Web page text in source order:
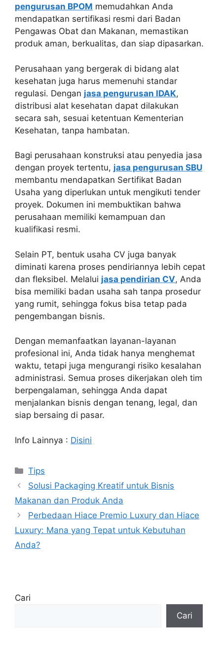
pengurusan BPOM memudahkan Anda
mendapatkan sertifikasi resmi dari Badan
Pengawas Obat dan Makanan, memastikan
produk aman, berkualitas, dan siap dipasarkan.
Perusahaan yang bergerak di bidang alat
kesehatan juga harus memenuhi standar
regulasi. Dengan jasa pengurusan IDAK,
distribusi alat kesehatan dapat dilakukan
secara sah, sesuai ketentuan Kementerian
Kesehatan, tanpa hambatan.
Bagi perusahaan konstruksi atau penyedia jasa
dengan proyek tertentu, jasa pengurusan SBU
membantu mendapatkan Sertifikat Badan
Usaha yang diperlukan untuk mengikuti tender
proyek. Dokumen ini membuktikan bahwa
perusahaan memiliki kemampuan dan
kualifikasi resmi.
Selain PT, bentuk usaha CV juga banyak
diminati karena proses pendiriannya lebih cepat
dan fleksibel. Melalui jasa pendirian CV, Anda
bisa memiliki badan usaha sah tanpa prosedur
yang rumit, sehingga fokus bisa tetap pada
pengembangan bisnis.
Dengan memanfaatkan layanan-layanan
profesional ini, Anda tidak hanya menghemat
waktu, tetapi juga mengurangi risiko kesalahan
administrasi. Semua proses dikerjakan oleh tim
berpengalaman, sehingga Anda dapat
menjalankan bisnis dengan tenang, legal, dan
siap bersaing di pasar.
Info Lainnya : Disini
Kategori
Tips
Solusi Packaging Kreatif untuk Bisnis
Makanan dan Produk Anda
Perbedaan Hiace Premio Luxury dan Hiace
Luxury: Mana yang Tepat untuk Kebutuhan
Anda?
Cari
Cari